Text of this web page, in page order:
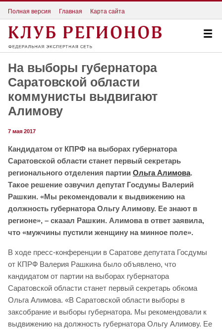
Полная версия Главная Карта сайта
На выборы губернатора
Саратовской области
коммунисты выдвигают
Алимову
7 мая 2017
Кандидатом от КПРФ на выборах губернатора
Саратовской области станет первый секретарь
регионального отделения партии Ольга Алимова.
Такое решение озвучил депутат Госдумы Валерий
Рашкин. «Мы рекомендовали к выдвижению на
должность губернатора Ольгу Алимову. Ее знают в
регионе», – сказал Рашкин. Алимова в ответ заявила,
что «мужчины пустили женщину на минное поле».
В ходе пресс-конференции в Саратове депутата Госдумы
от КПРФ Валерия Рашкина было объявлено, что
кандидатом от партии на выборах губернатора
Саратовской области станет первый секретарь обкома
Ольга Алимова. «В Саратовской области выборы в
заксобрание и выборы губернатора. Мы рекомендовали к
выдвижению на должность губернатора Ольгу Алимову. Ее